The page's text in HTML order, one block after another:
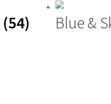
(54) Blue &